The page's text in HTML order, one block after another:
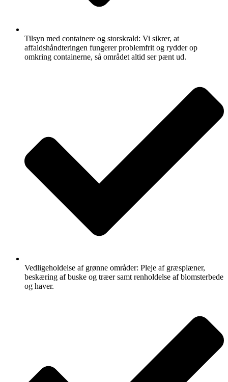
Tilsyn med containere og storskrald: Vi sikrer, at
affaldshåndteringen fungerer problemfrit og rydder op
omkring containerne, så området altid ser pænt ud.
Vedligeholdelse af grønne områder: Pleje af græsplæner,
beskæring af buske og træer samt renholdelse af blomsterbede
og haver.